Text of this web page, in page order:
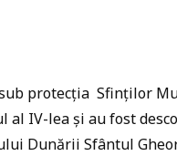
protecția Sfinților
al IV-lea și au fost
Dunării Sfântul